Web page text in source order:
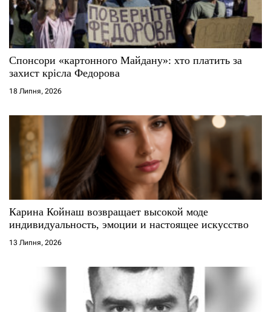
Спонсори «картонного Майдану»: хто платить за
захист крісла Федорова
18 Липня, 2026
Карина Койнаш возвращает высокой моде
индивидуальность, эмоции и настоящее искусство
13 Липня, 2026